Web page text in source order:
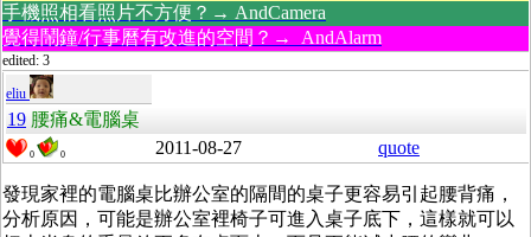
手機照相看照片不方便？→ AndCamera
覺得鬧鐘/行事曆有改進的空間？→ AndAlarm
edited: 3
eliu
19 腰痛&電腦桌
0 0 2011-08-27 quote
發現家裡的電腦桌比辦公室的隔間的桌子更容易引起腰背痛，
分析原因，可能是辦公室裡椅子可進入桌子底下，這樣就可以